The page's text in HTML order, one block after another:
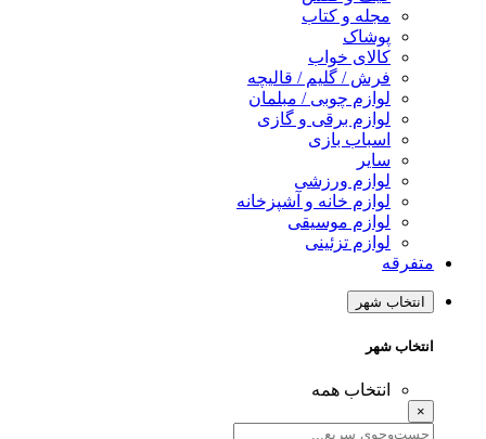
مجله و کتاب
پوشاک
کالای خواب
فرش / گلیم / قالیچه
لوازم چوبی / مبلمان
لوازم برقی و گازی
اسباب بازی
سایر
لوازم ورزشی
لوازم خانه و آشپزخانه
لوازم موسیقی
لوازم تزئینی
متفرقه
انتخاب شهر
انتخاب شهر
انتخاب همه